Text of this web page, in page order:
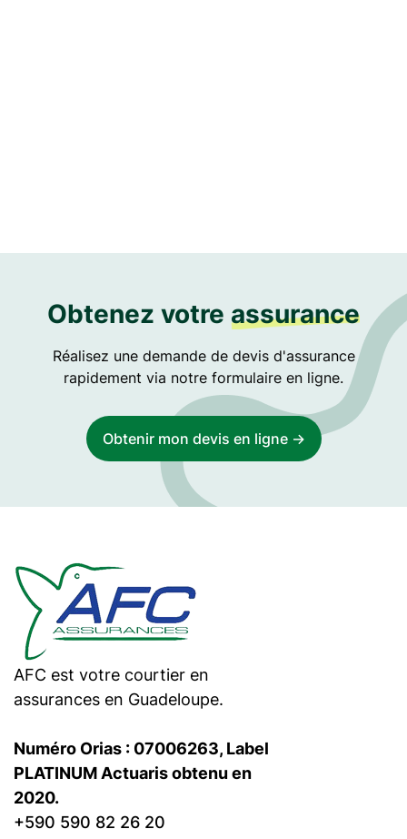
Obtenez votre assurance
Réalisez une demande de devis d'assurance
rapidement via notre formulaire en ligne.
Obtenir mon devis en ligne ->
AFC est votre courtier en
assurances en Guadeloupe.
Numéro Orias : 07006263, Label
PLATINUM Actuaris obtenu en
2020.
+590 590 82 26 20